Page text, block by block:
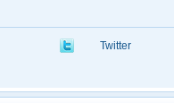
Twitter